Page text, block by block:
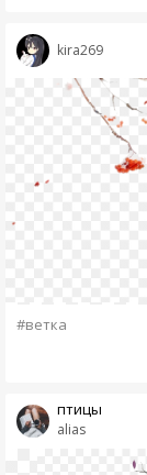
kira269
#ветка
alias
птицы